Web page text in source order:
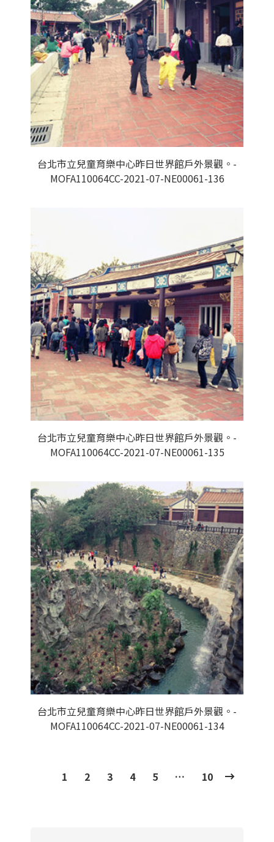
台北市立兒童育樂中心昨日世界館戶外景觀。-
MOFA110064CC-2021-07-NE00061-136
台北市立兒童育樂中心昨日世界館戶外景觀。-
MOFA110064CC-2021-07-NE00061-135
台北市立兒童育樂中心昨日世界館戶外景觀。-
MOFA110064CC-2021-07-NE00061-134
1 2 3 4 5 … 10